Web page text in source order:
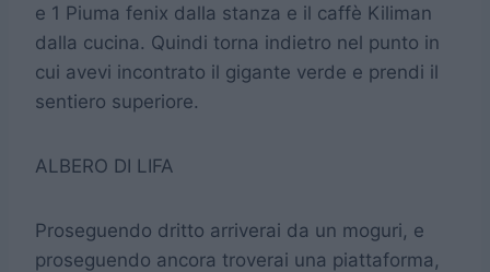
e 1 Piuma fenix dalla stanza e il caffè Kiliman
dalla cucina. Quindi torna indietro nel punto in
cui avevi incontrato il gigante verde e prendi il
sentiero superiore.
ALBERO DI LIFA
Proseguendo dritto arriverai da un moguri, e
proseguendo ancora troverai una piattaforma,